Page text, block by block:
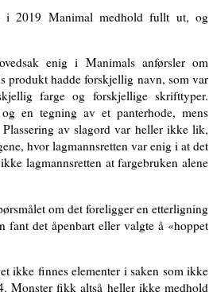
i 2019 Manimal medhold fullt ut, og
enig i Manimals anførsler om
produkt hadde forskjellig navn, som var
farge og forskjellige skrifttyper.
en tegning av et panterhode, mens
av slagord var heller ikke lik,
hvor lagmannsretten var enig i at det
lagmannsretten at fargebruken alene
om det foreligger en etterligning
fant det åpenbart eller valgte å «hoppet
ikke finnes elementer i saken som ikke
. Monster fikk altså heller ikke medhold